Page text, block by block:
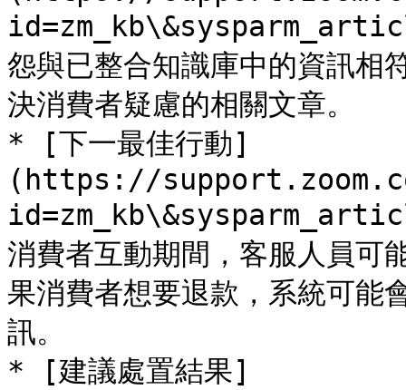
怨與已整合知識庫中的資訊相
決消費者疑慮的相關文章。
* [下一最佳行動]
(https://
消費者互動期間，客服人員可
果消費者想要退款，系統可能
訊。
* [建議處置結果]